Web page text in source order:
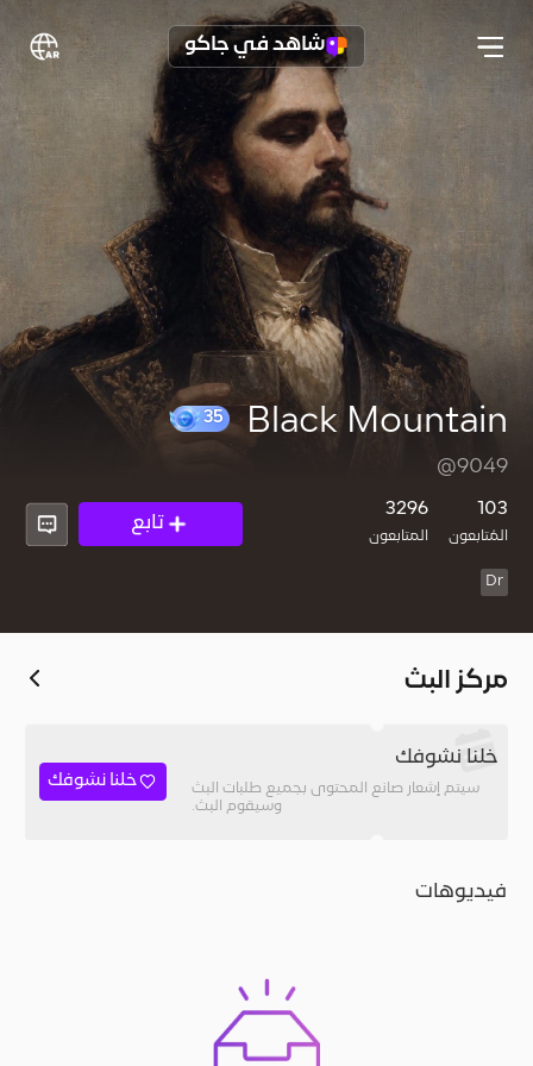
شاهد في جاكو
Black Mountain
@9049
103
المُتابعون
3296
المتابعون
تابع
Dr
مركز البث
خلنا نشوفك
سيتم إشعار صانع المحتوى بجميع طلبات البث
وسيقوم البث.
خلنا نشوفك
فيديوهات